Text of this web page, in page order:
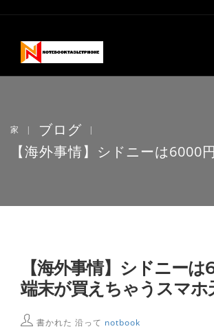
家 | ブログ |
【海外事情】シドニーは6000
【海外事情】シドニー
端末が買えちゃうスマホ
書かれた 沿って notbook